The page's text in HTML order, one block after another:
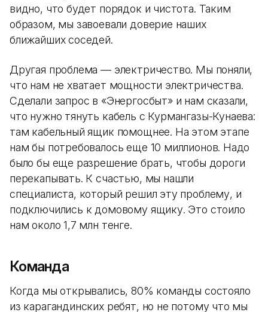
видно, что будет порядок и чистота. Таким
образом, мы завоевали доверие наших
ближайших соседей.
Другая проблема — электричество. Мы поняли,
что нам не хватает мощности электричества.
Сделали запрос в «Энергосбыт» и нам сказали,
что нужно тянуть кабель с Курмангазы-Кунаева:
там кабельный ящик помощнее. На этом этапе
нам бы потребовалось еще 10 миллионов. Надо
было бы еще разрешение брать, чтобы дороги
перекапывать. К счастью, мы нашли
специалиста, который решил эту проблему, и
подключились к домовому ящику. Это стоило
нам около 1,7 млн тенге.
Команда
Когда мы открывались, 80% команды состояло
из карагандинских ребят, но не потому что мы